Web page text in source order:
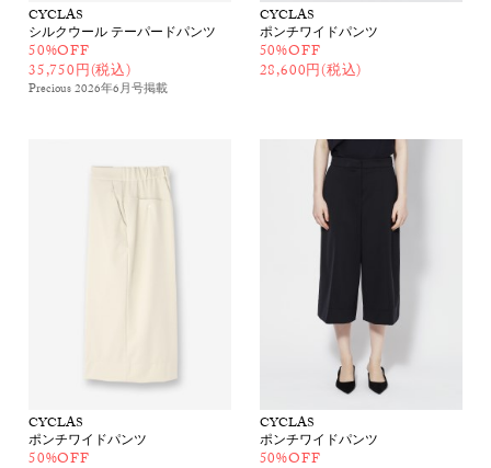
CYCLAS
シルクウール テーパードパンツ
50%OFF
35,750円(税込)
Precious 2026年6月号掲載
CYCLAS
ポンチワイドパンツ
50%OFF
28,600円(税込)
CYCLAS
ポンチワイドパンツ
50%OFF
CYCLAS
ポンチワイドパンツ
50%OFF